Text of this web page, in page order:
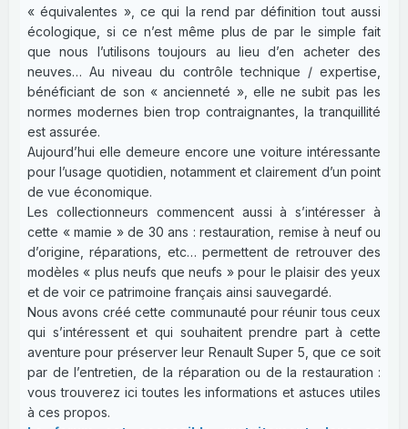
« équivalentes », ce qui la rend par définition tout aussi
écologique, si ce n’est même plus de par le simple fait
que nous l’utilisons toujours au lieu d’en acheter des
neuves… Au niveau du contrôle technique / expertise,
bénéficiant de son « ancienneté », elle ne subit pas les
normes modernes bien trop contraignantes, la tranquillité
est assurée.
Aujourd’hui elle demeure encore une voiture intéressante
pour l’usage quotidien, notamment et clairement d’un point
de vue économique.
Les collectionneurs commencent aussi à s’intéresser à
cette « mamie » de 30 ans : restauration, remise à neuf ou
d’origine, réparations, etc… permettent de retrouver des
modèles « plus neufs que neufs » pour le plaisir des yeux
et de voir ce patrimoine français ainsi sauvegardé.
Nous avons créé cette communauté pour réunir tous ceux
qui s’intéressent et qui souhaitent prendre part à cette
aventure pour préserver leur Renault Super 5, que ce soit
par de l’entretien, de la réparation ou de la restauration :
vous trouverez ici toutes les informations et astuces utiles
à ces propos.